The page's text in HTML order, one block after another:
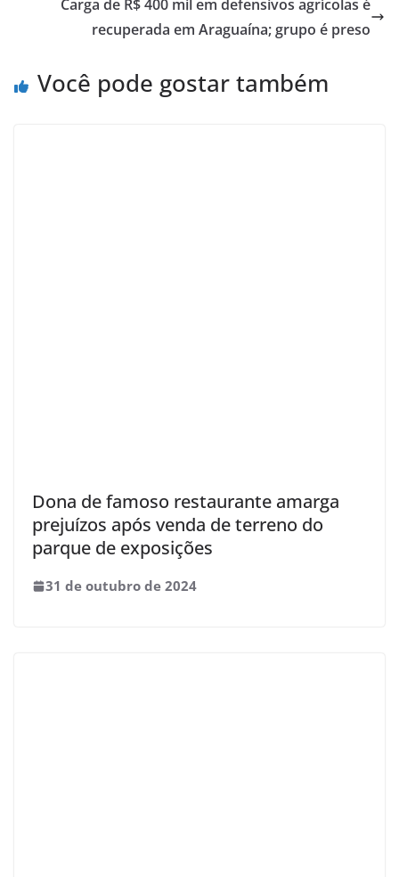
Carga de R$ 400 mil em defensivos agrícolas é
recuperada em Araguaína; grupo é preso
Você pode gostar também
Dona de famoso restaurante amarga
prejuízos após venda de terreno do
parque de exposições
31 de outubro de 2024